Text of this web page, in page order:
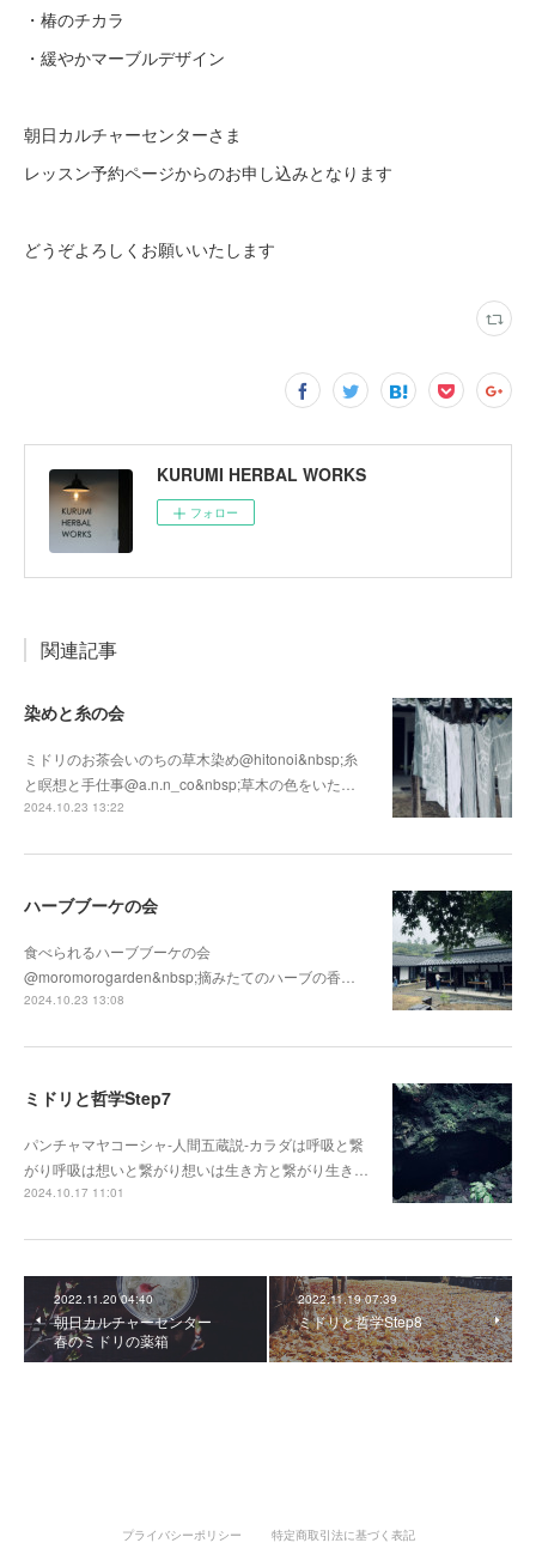
・椿のチカラ
・緩やかマーブルデザイン
朝日カルチャーセンターさま
レッスン予約ページからのお申し込みとなります
どうぞよろしくお願いいたします
KURUMI HERBAL WORKS
フォロー
関連記事
染めと糸の会
ミドリのお茶会いのちの草木染め@hitonoi&nbsp;糸
と瞑想と手仕事@a.n.n_co&nbsp;草木の色をいた…
2024.10.23 13:22
ハーブブーケの会
食べられるハーブブーケの会
@moromorogarden&nbsp;摘みたてのハーブの香…
2024.10.23 13:08
ミドリと哲学Step7
パンチャマヤコーシャ-人間五蔵説-カラダは呼吸と繋
がり呼吸は想いと繋がり想いは生き方と繋がり生き…
2024.10.17 11:01
2022.11.20 04:40
朝日カルチャーセンター
春のミドリの薬箱
2022.11.19 07:39
ミドリと哲学Step8
プライバシーポリシー 特定商取引法に基づく表記